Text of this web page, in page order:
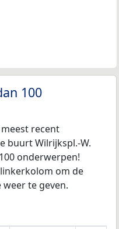
100
recent
buurt Wilrijkspl.-W.
onderwerpen!
om de
te geven.